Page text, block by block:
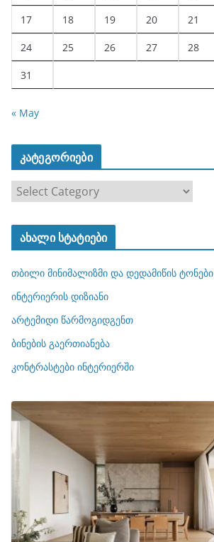
17 18 19 20 21
24 25 26 27 28
31
« May
კატეგორიები
ტ
ო
რ
ბ
ი
ახალი სტატიები
თბილი მინიმალიზმი და დედამიწის ტონები
ინტერიერის დიზიანი
არტემიდი წარმოგიდგენთ
ბინების გაერთიანება
კონტრასტები ინტერიერში